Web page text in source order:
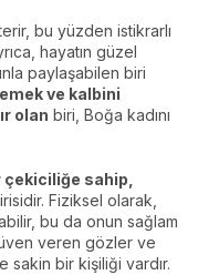
bu yüzden istikrarlı
hayatın güzel
paylaşabilen biri
ve kalbini
olan biri, Boğa kadını
sahip,
Fiziksel olarak,
bu da onun sağlam
veren gözler ve
sakin bir kişiliği vardır.